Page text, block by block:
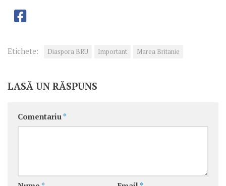
Etichete: Diaspora BRU Important Marea Britanie
LASĂ UN RĂSPUNS
Comentariu *